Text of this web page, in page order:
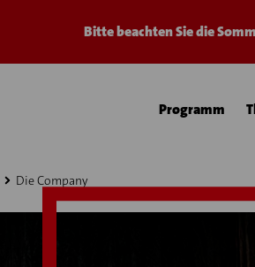
Bitte beachten Sie die
Programm
Die Company
›